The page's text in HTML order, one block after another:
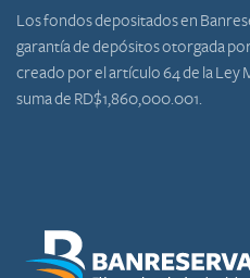
Los fondos depositados en
garantía de depósitos otorgada
creado por el artículo 64 de la Ley
suma de RD$1,860,000.001.